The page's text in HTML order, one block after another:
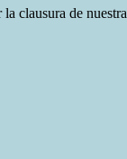
clausura de nuestra